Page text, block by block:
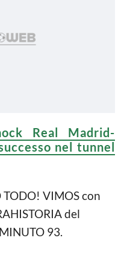
Real Madrid-
nel tunnel
TODO! VIMOS con
del
93.